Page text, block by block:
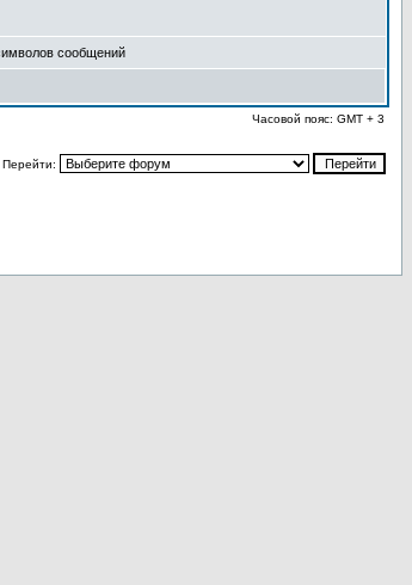
сообщений
Часовой пояс: GMT + 3
Перейти: